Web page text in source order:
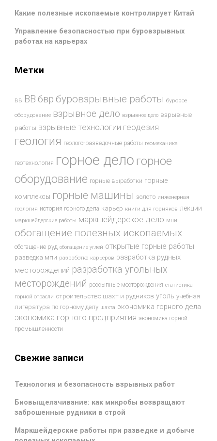
Какие полезные ископаемые контролирует Китай
Управление безопасностью при буровзрывных
работах на карьерах
Метки
ВВ ВВ бвр буровзрывные работы буровое
оборудование взрывное дело взрывное дело взрывные
работы взрывные технологии геодезия
геология геолого-разведочные работы геомеханика
геотехнология горное дело горное
оборудование горные выработки горные
комплексы горные машины золото инженерная
геология история горного дела карьер книги для горняков лекции
маркшейдерские работы маркшейдерское дело мпи
обогащение полезных ископаемых
обогащение руд обогащение углей открытые горные работы
разведка мпи разработка карьеров разработка рудных
месторождений разработка угольных
месторождений россыпные месторождения статистика
горной отрасли строительство шахт и рудников уголь учебная
литература по горному делу шахта экономика горного дела
экономика горного предприятия экономика горной
промышленности
Свежие записи
Технология и безопасность взрывных работ
Биовыщелачивание: как микробы возвращают
заброшенные рудники в строй
Маркшейдерские работы при разведке и добыче